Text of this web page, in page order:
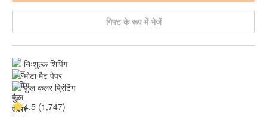
गिफ्ट के रूप में भेजें
निःशुल्क शिपिंग
मोटा मैट पेपर
फुल कलर प्रिंटिंग
4.5 (1,747)